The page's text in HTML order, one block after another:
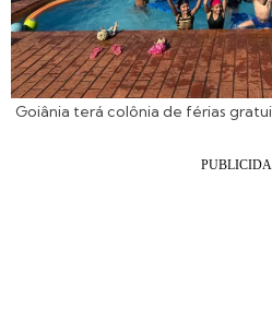
Goiânia terá colônia de férias